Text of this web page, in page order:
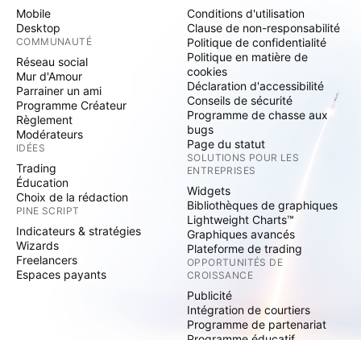
Mobile
Desktop
COMMUNAUTÉ
Réseau social
Mur d'Amour
Parrainer un ami
Programme Créateur
Règlement
Modérateurs
IDÉES
Trading
Éducation
Choix de la rédaction
PINE SCRIPT
Indicateurs & stratégies
Wizards
Freelancers
Espaces payants
Conditions d'utilisation
Clause de non-responsabilité
Politique de confidentialité
Politique en matière de
cookies
Déclaration d'accessibilité
Conseils de sécurité
Programme de chasse aux
bugs
Page du statut
SOLUTIONS POUR LES
ENTREPRISES
Widgets
Bibliothèques de graphiques
Lightweight Charts™
Graphiques avancés
Plateforme de trading
OPPORTUNITÉS DE
CROISSANCE
Publicité
Intégration de courtiers
Programme de partenariat